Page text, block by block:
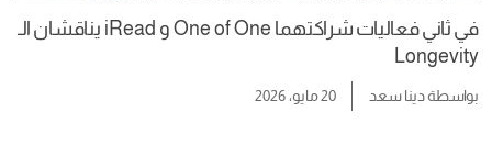
في ثاني فعاليات شراكتهما One of One و iRead يناقشان الـ
Longevity
بواسطةدينا سعد 20 مايو، 2026